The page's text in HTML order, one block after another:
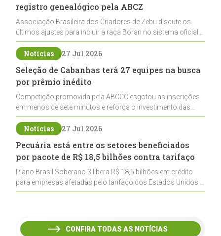
registro genealógico pela ABCZ
Associação Brasileira dos Criadores de Zebu discute os
últimos ajustes para incluir a raça Boran no sistema oficial
de registros, abrindo caminho para sua expansão na
pecuária nacional
Notícias 27 Jul 2026
Seleção de Cabanhas terá 27 equipes na busca
por prêmio inédito
Competição promovida pela ABCCC esgotou as inscrições
em menos de sete minutos e reforça o investimento das
cabanhas na seleção genética de Cavalos Crioulos voltados
ao laço
Notícias 27 Jul 2026
Pecuária está entre os setores beneficiados
por pacote de R$ 18,5 bilhões contra tarifaço
Plano Brasil Soberano 3 libera R$ 18,5 bilhões em crédito
para empresas afetadas pelo tarifaço dos Estados Unidos e
inclui a pecuária entre os setores estratégicos
CONFIRA TODAS AS NOTÍCIAS